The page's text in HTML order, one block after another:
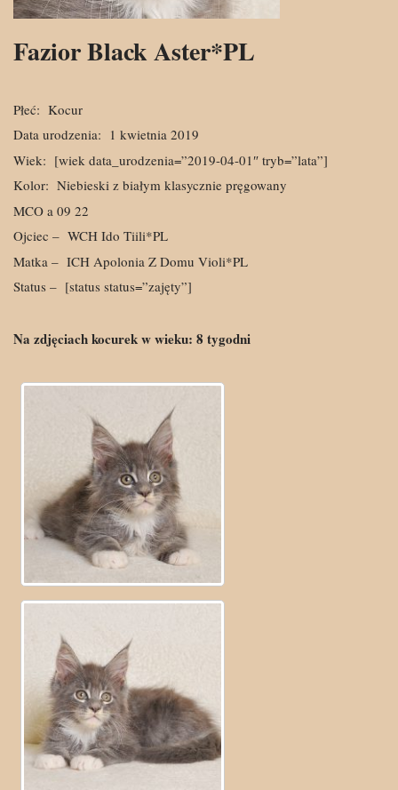
Fazior Black Aster*PL
Płeć: Kocur
Data urodzenia: 1 kwietnia 2019
Wiek: [wiek data_urodzenia=”2019-04-01″ tryb=”lata”]
Kolor: Niebieski z białym klasycznie pręgowany
MCO a 09 22
Ojciec – WCH Ido Tiili*PL
Matka – ICH Apolonia Z Domu Violi*PL
Status – [status status=”zajęty”]
Na zdjęciach kocurek w wieku: 8 tygodni